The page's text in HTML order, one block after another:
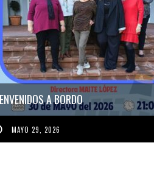
A BORDO
MAYO 29, 2026